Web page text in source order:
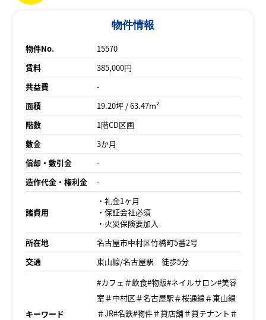
物件情報
物件No.
15570
賃料
385,000円
共益費
-
面積
19.20坪 / 63.47m²
階数
1階CD区画
敷金
3か月
償却・敷引金
-
造作代金・権利金
-
諸費用
・礼金1ヶ月
・保証会社必須
・火災保険要加入
所在地
名古屋市中村区竹橋町5番2号
交通
東山線/名古屋駅 徒歩5分
キーワード
#カフェ＃飲食#物販#ネイルサロン#美容
室＃中村区＃名古屋駅＃桜通線＃東山線
＃JR#名鉄#物件＃貸店舗＃貸テナント＃